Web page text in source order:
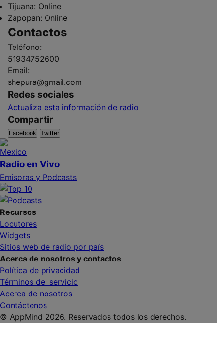
Tijuana: Online
Zapopan: Online
Contactos
Teléfono:
51934752600
Email:
shepura@gmail.com
Redes sociales
Actualiza esta información de radio
Compartir
Facebook Twitter
Radio en Vivo
Emisoras y Podcasts
Recursos
Locutores
Widgets
Sitios web de radio por país
Acerca de nosotros y contactos
Política de privacidad
Términos del servicio
Acerca de nosotros
Contáctenos
© AppMind 2026. Reservados todos los derechos.